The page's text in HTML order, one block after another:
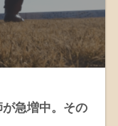
が急増中。その